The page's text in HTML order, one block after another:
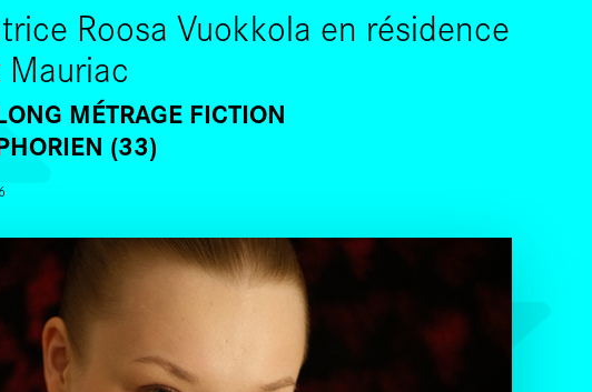
Roosa Vuokkola en résidence
MÉTRAGE FICTION
(33)